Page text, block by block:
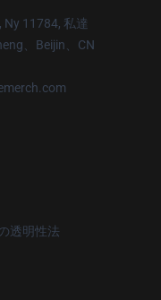
Ny 11784, 私達
、Beijin、CN
透明性法